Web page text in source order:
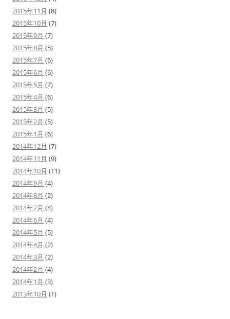
2015年11月 (8)
2015年10月 (7)
2015年9月 (7)
2015年8月 (5)
2015年7月 (6)
2015年6月 (6)
2015年5月 (7)
2015年4月 (6)
2015年3月 (5)
2015年2月 (5)
2015年1月 (6)
2014年12月 (7)
2014年11月 (9)
2014年10月 (11)
2014年9月 (4)
2014年8月 (2)
2014年7月 (4)
2014年6月 (4)
2014年5月 (5)
2014年4月 (2)
2014年3月 (2)
2014年2月 (4)
2014年1月 (3)
2013年10月 (1)